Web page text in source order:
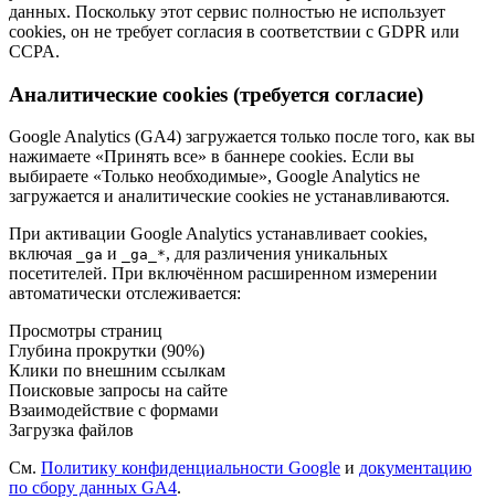
данных. Поскольку этот сервис полностью не использует
cookies, он не требует согласия в соответствии с GDPR или
CCPA.
Аналитические cookies (требуется согласие)
Google Analytics (GA4) загружается только после того, как вы
нажимаете «Принять все» в баннере cookies. Если вы
выбираете «Только необходимые», Google Analytics не
загружается и аналитические cookies не устанавливаются.
При активации Google Analytics устанавливает cookies,
включая
_ga и _ga_*, для различения уникальных
посетителей. При включённом расширенном измерении
автоматически отслеживается:
Просмотры страниц
Глубина прокрутки (90%)
Клики по внешним ссылкам
Поисковые запросы на сайте
Взаимодействие с формами
Загрузка файлов
См. Политику конфиденциальности Google и документацию
по сбору данных GA4.